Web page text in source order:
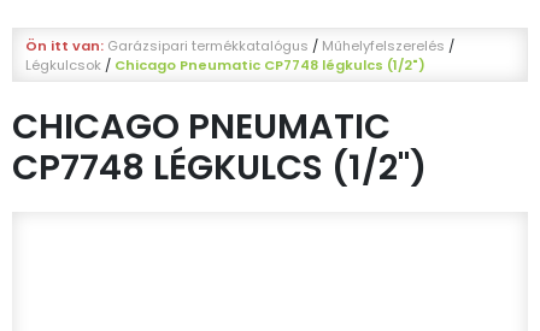
Ön itt van: Garázsipari termékkatalógus / Műhelyfelszerelés /
Légkulcsok / Chicago Pneumatic CP7748 légkulcs (1/2")
CHICAGO PNEUMATIC
CP7748 LÉGKULCS (1/2")